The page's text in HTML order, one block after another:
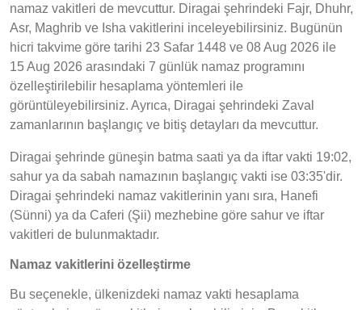
namaz vakitleri de mevcuttur. Diragai şehrindeki Fajr, Dhuhr,
Asr, Maghrib ve Isha vakitlerini inceleyebilirsiniz. Bugünün
hicri takvime göre tarihi 23 Safar 1448 ve 08 Aug 2026 ile
15 Aug 2026 arasındaki 7 günlük namaz programını
özelleştirilebilir hesaplama yöntemleri ile
görüntüleyebilirsiniz. Ayrıca, Diragai şehrindeki Zaval
zamanlarının başlangıç ve bitiş detayları da mevcuttur.
Diragai şehrinde güneşin batma saati ya da iftar vakti 19:02,
sahur ya da sabah namazının başlangıç vakti ise 03:35'dir.
Diragai şehrindeki namaz vakitlerinin yanı sıra, Hanefi
(Sünni) ya da Caferi (Şii) mezhebine göre sahur ve iftar
vakitleri de bulunmaktadır.
Namaz vakitlerini özelleştirme
Bu seçenekle, ülkenizdeki namaz vakti hesaplama